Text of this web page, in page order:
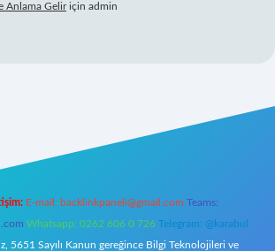
Anlama Geliriçin admin
E-mail: backlinkpaneli@gmail.com Teams:
Whatsapp: 0262 606 0 726 Telegram: @karabul
5651 Sayılı Kanun gereğince Bilgi Teknolojileri ve